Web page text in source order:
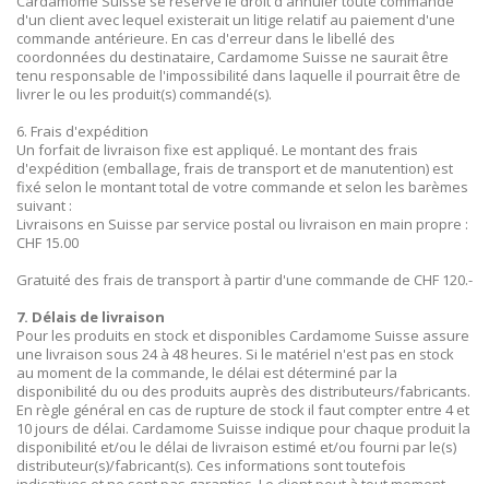
d'un client avec lequel existerait un litige relatif au paiement d'une
commande antérieure. En cas d'erreur dans le libellé des
coordonnées du destinataire, Cardamome Suisse ne saurait être
tenu responsable de l'impossibilité dans laquelle il pourrait être de
livrer le ou les produit(s) commandé(s).
6. Frais d'expédition
Un forfait de livraison fixe est appliqué. Le montant des frais
d'expédition (emballage, frais de transport et de manutention) est
fixé selon le montant total de votre commande et selon les barèmes
suivant :
Livraisons en Suisse par service postal ou livraison en main propre :
CHF 15.00
Gratuité des frais de transport à partir d'une commande de CHF 120.-
7. Délais de livraison
Pour les produits en stock et disponibles Cardamome Suisse assure
une livraison sous 24 à 48 heures. Si le matériel n'est pas en stock
au moment de la commande, le délai est déterminé par la
disponibilité du ou des produits auprès des distributeurs/fabricants.
En règle général en cas de rupture de stock il faut compter entre 4 et
10 jours de délai. Cardamome Suisse indique pour chaque produit la
disponibilité et/ou le délai de livraison estimé et/ou fourni par le(s)
distributeur(s)/fabricant(s). Ces informations sont toutefois